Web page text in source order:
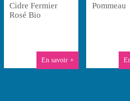
Cidre Fermier
Rosé Bio
En savoir +
Pommeau